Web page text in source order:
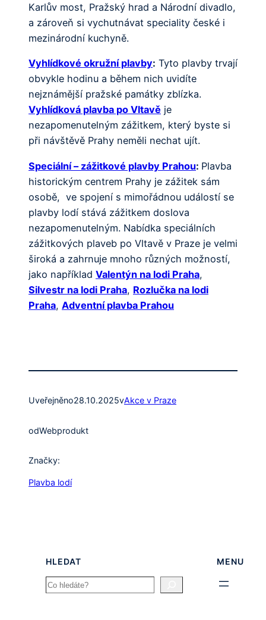
Karlův most, Pražský hrad a Národní divadlo,
a zároveň si vychutnávat speciality české i
mezinárodní kuchyně.
Vyhlídkové okružní plavby: Tyto plavby trvají
obvykle hodinu a během nich uvidíte
nejznámější pražské památky zblízka.
Vyhlídková plavba po Vltavě je
nezapomenutelným zážitkem, který byste si
při návštěvě Prahy neměli nechat ujít.
Speciální – zážitkové plavby Prahou: Plavba
historickým centrem Prahy je zážitek sám
osobě, ve spojení s mimořádnou událostí se
plavby lodí stává zážitkem doslova
nezapomenutelným. Nabídka speciálních
zážitkových plaveb po Vltavě v Praze je velmi
široká a zahrnuje mnoho různých možností,
jako například Valentýn na lodi Praha,
Silvestr na lodi Praha, Rozlučka na lodi
Praha, Adventní plavba Prahou
Uveřejněno28.10.2025vAkce v Praze
odWebprodukt
Značky:
Plavba lodí
HLEDAT
Search
MENU